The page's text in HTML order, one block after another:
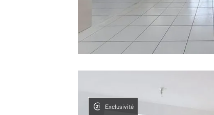
Exclusivité